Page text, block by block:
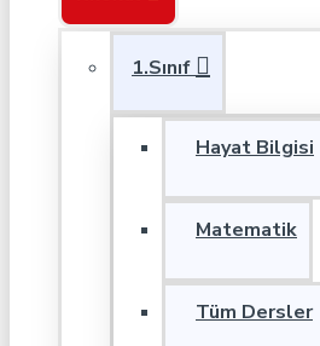
1.Sınıf
Hayat Bilgisi
Matematik
Tüm Dersler